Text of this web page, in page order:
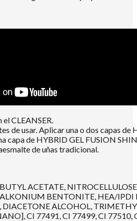
el CLEANSER.
de usar. Aplicar una o dos capas
capa de HYBRID GEL FUSION
de uñas tradicional.
ACETATE,
BENTONITE, HEA/IPDI
ALCOHOL,
CI 77491, CI 77499, CI 77510,